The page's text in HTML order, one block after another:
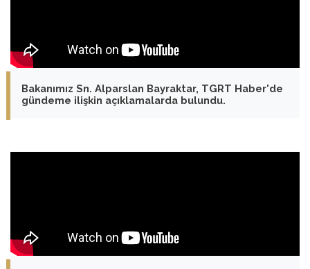
Bakanımız Sn. Alparslan Bayraktar, TGRT Haber'de
gündeme ilişkin açıklamalarda bulundu.